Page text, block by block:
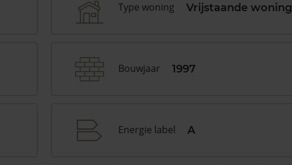
Type woning Vrijstaande woning
Bouwjaar 1997
Energie label A